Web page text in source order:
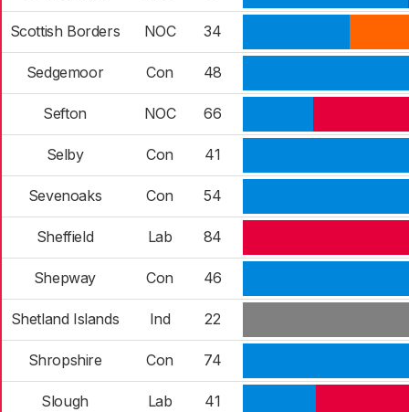
Scottish Borders NOC 34
Sedgemoor Con 48
Sefton NOC 66
Selby Con 41
Sevenoaks Con 54
Sheffield Lab 84
Shepway Con 46
Shetland Islands Ind 22
Shropshire Con 74
Slough Lab 41